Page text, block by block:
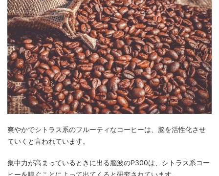
爽やかでシトラス系のフルーティなコーヒーは、脳を活性化させ
ていくと言われています。
集中力が高まっているときに出る脳波のP300は、シトラス系コー
ヒーを嗅ぐことによって出てくると研究されています。